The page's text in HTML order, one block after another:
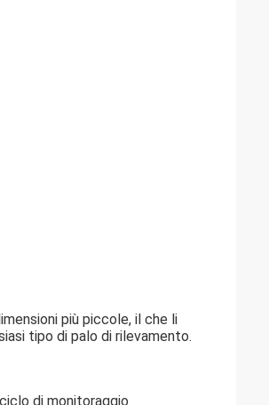
più piccole, il che li
tipo di palo di rilevamento.
di monitoraggio